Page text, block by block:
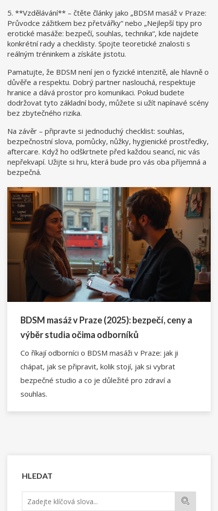
HLEDAT
5. **Vzdělávání** – čtěte články jako „BDSM masáž v Praze:
Průvodce zážitkem bez přetvářky“ nebo „Nejlepší tipy pro
erotické masáže: bezpečí, souhlas, technika“, kde najdete
konkrétní rady a checklisty. Spojte teoretické znalosti s
reálným tréninkem a získáte jistotu.
Pamatujte, že BDSM není jen o fyzické intenzitě, ale hlavně o
důvěře a respektu. Dobrý partner naslouchá, respektuje
hranice a dává prostor pro komunikaci. Pokud budete
dodržovat tyto základní body, můžete si užít napínavé scény
bez zbytečného rizika.
Na závěr – připravte si jednoduchý checklist: souhlas,
bezpečnostní slova, pomůcky, nůžky, hygienické prostředky,
aftercare. Když ho odškrtnete před každou seancí, nic vás
nepřekvapí. Užijte si hru, která bude pro vás oba příjemná a
bezpečná.
BDSM masáž v Praze (2025): bezpečí, ceny a
výběr studia očima odborníků
Co říkají odborníci o BDSM masáži v Praze: jak ji
chápat, jak se připravit, kolik stojí, jak si vybrat
bezpečné studio a co je důležité pro zdraví a
souhlas.